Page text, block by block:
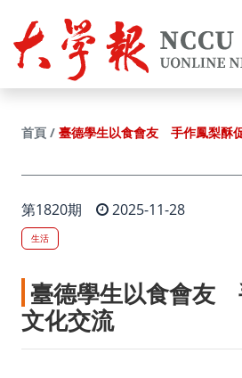
首頁
臺德學生以食會友 手作鳳梨酥
第1820期 2025-11-28
生活
臺德學生以食會友
文化交流